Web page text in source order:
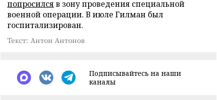
попросилсяв зону проведения специальной
военной операции. В июле Гилман был
госпитализирован.
Текст: Антон Антонов
Подписывайтесь на наши
каналы